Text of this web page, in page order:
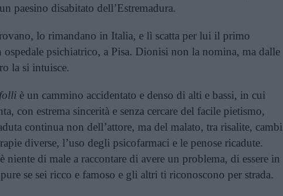
paesino disabitato dell’Estremadura.
lo rimandano in Italia, e lì scatta per lui il primo
psichiatrico, a Pisa. Dionisi non la nomina, ma dalle
la si intuisce.
è un cammino accidentato e denso di alti e bassi, in cui
con estrema sincerità e senza cercare del facile pietismo,
continua non dell’attore, ma del malato, tra risalite, cambi
diverse, l’uso degli psicofarmaci e le penose ricadute.
niente di male a raccontare di avere un problema, di essere in
se sei ricco e famoso e gli altri ti riconoscono per strada.